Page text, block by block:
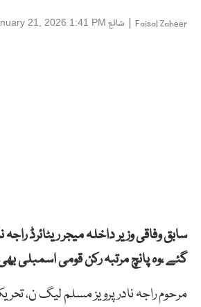
Faisal Zaheer
| شائع 21, 2026 1:41 PM
سابق وفاقی وزیر داخلہ میجر ریٹائرڈ راجہ
گئے ،وہ پانچ مرتبہ رکن قومی اسمبلی
مرحوم راجہ نادر پرویز مسلم لیگ ن،